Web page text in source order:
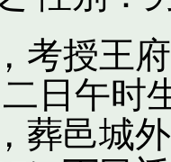
考授王
日午时
葬邑城